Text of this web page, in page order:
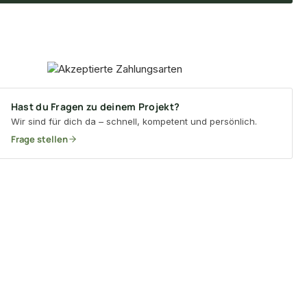
Hast du Fragen zu deinem Projekt?
Wir sind für dich da – schnell, kompetent und persönlich.
Frage stellen